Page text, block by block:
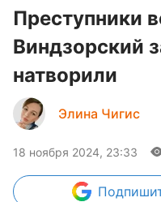
Преступники
Виндзорский
натворили
Элина Чигис
18 ноября 2024, 23:33